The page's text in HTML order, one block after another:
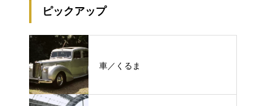
ピックアップ
車／くるま